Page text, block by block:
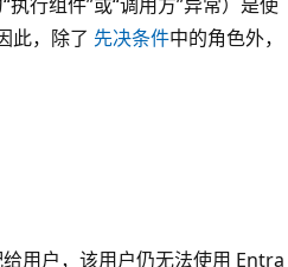
此，除了 先决条件中的角色外，
用户，该用户仍无法使用 Entra